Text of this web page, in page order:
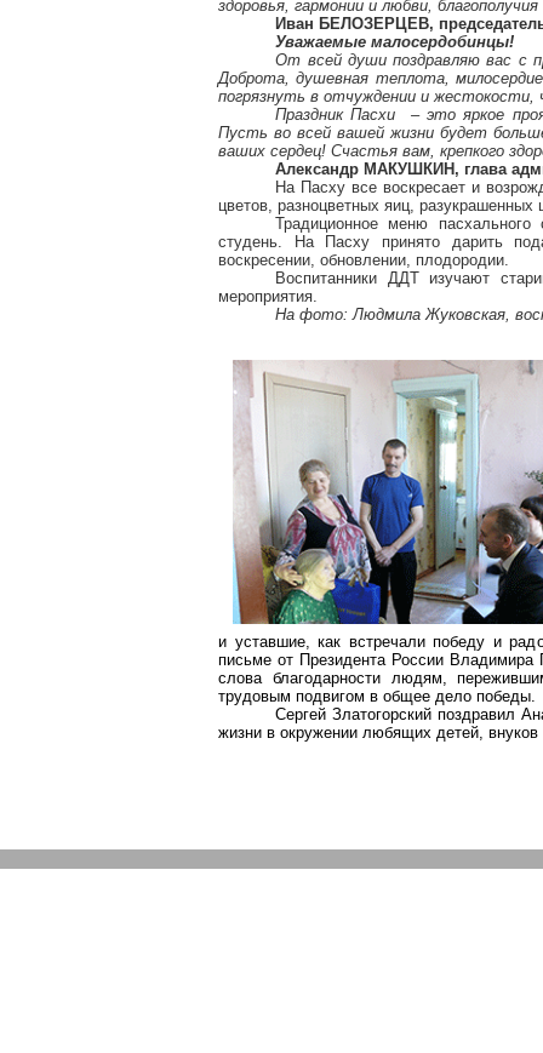
здоровья, гармонии и любви,
Иван БЕЛОЗЕРЦЕВ,
Уважаемыемалосердобинцы!
От всей души поздравляю вас с
Доброта, душевная теплота,
погрязнуть в отчуждении и
Праздник Пасхи – это яркое
Пусть во всей вашей жизни будет
ваших сердец! Счастья вам, крепкого
Александр МАКУШКИН, глава
На Пасху все воскресает и
цветов, разноцветных яиц,
Традиционное меню
студень. На Пасху принято дарить
воскресении, обновлении, плодородии.
Воспитанники ДДТ изучают
мероприятия.
На фото: Людмила Жуковская,
и уставшие, как встречали победу и
письме от Президента России Владимира
слова благодарности людям,
трудовым подвигом в общее дело победы.
Сергей Златогорский поздравил
жизни в окружении любящих детей, внуков